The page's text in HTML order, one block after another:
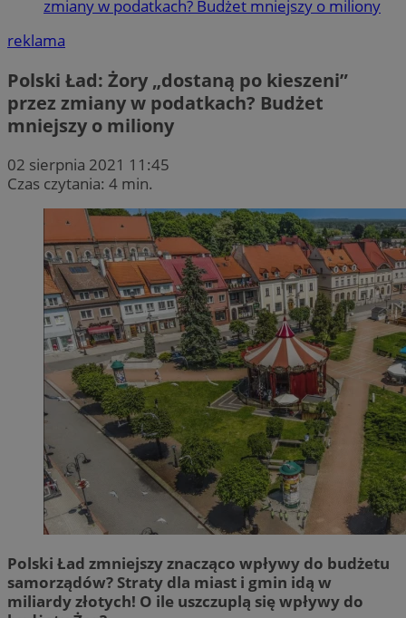
zmiany w podatkach? Budżet mniejszy o miliony
reklama
Polski Ład: Żory „dostaną po kieszeni”
przez zmiany w podatkach? Budżet
mniejszy o miliony
02 sierpnia 2021 11:45
Czas czytania: 4 min.
Polski Ład zmniejszy znacząco wpływy do budżetu
samorządów? Straty dla miast i gmin idą w
miliardy złotych! O ile uszczuplą się wpływy do